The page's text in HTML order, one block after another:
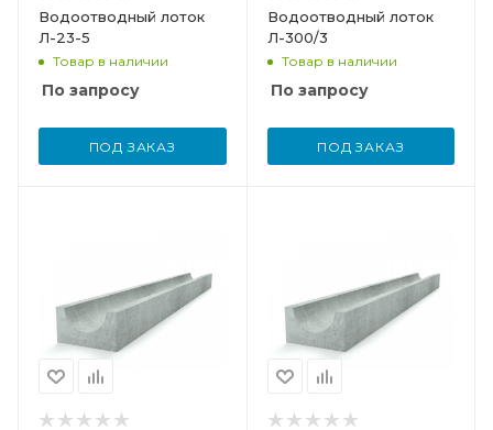
Водоотводный лоток
Л-23-5
Товар в наличии
По запросу
ПОД ЗАКАЗ
Водоотводный лоток
Л-300/3
Товар в наличии
По запросу
ПОД ЗАКАЗ